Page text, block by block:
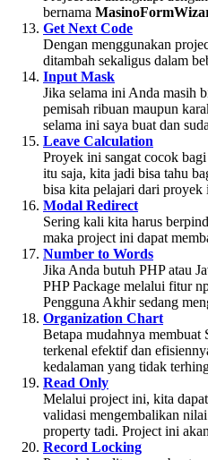
bernama
Get Next Code
Dengan menggunakan
ditambah sekaligus dalam
Input Mask
Jika selama ini Anda masih
pemisah ribuan maupun
selama ini saya buat dan
Leave Calculation
Proyek ini sangat cocok
itu saja, kita jadi bisa tahu
bisa kita pelajari dari proyek
Modal Redirect
Sering kali kita harus
maka project ini dapat
Number to Words
Jika Anda butuh PHP atau
PHP Package melalui fitur
Pengguna Akhir sedang
Organization Chart
Betapa mudahnya
terkenal efektif dan
kedalaman yang tidak
Read Only
Melalui project ini, kita
validasi mengembalikan
property tadi. Project ini
Record Locking